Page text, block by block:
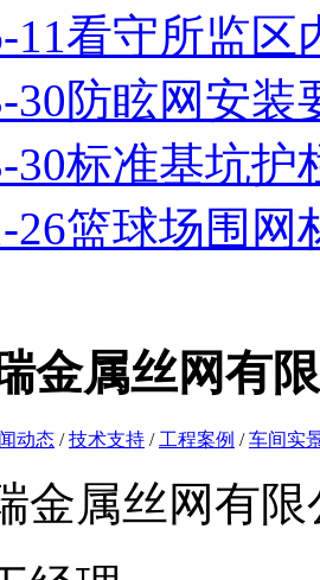
11看守所监区
30防眩网安装
30标准基坑护
26篮球场围网
金属丝网有
动态 /技术支持 / 工程案例 /车间实
金属丝网有限